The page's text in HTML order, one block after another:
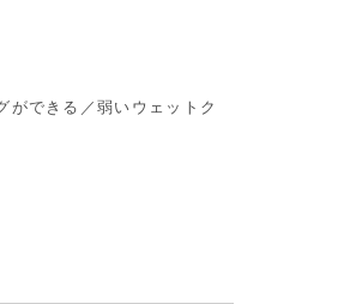
できる／弱いウェットク